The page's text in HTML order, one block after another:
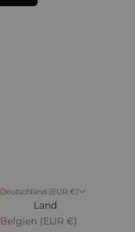
Deutschland (EUR €)
Land
Belgien (EUR €)